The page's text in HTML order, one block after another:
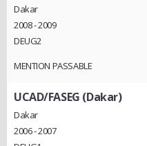
Dakar
2008 - 2009
DEUG2
MENTION PASSABLE
UCAD/FASEG (Dakar)
Dakar
2006 - 2007